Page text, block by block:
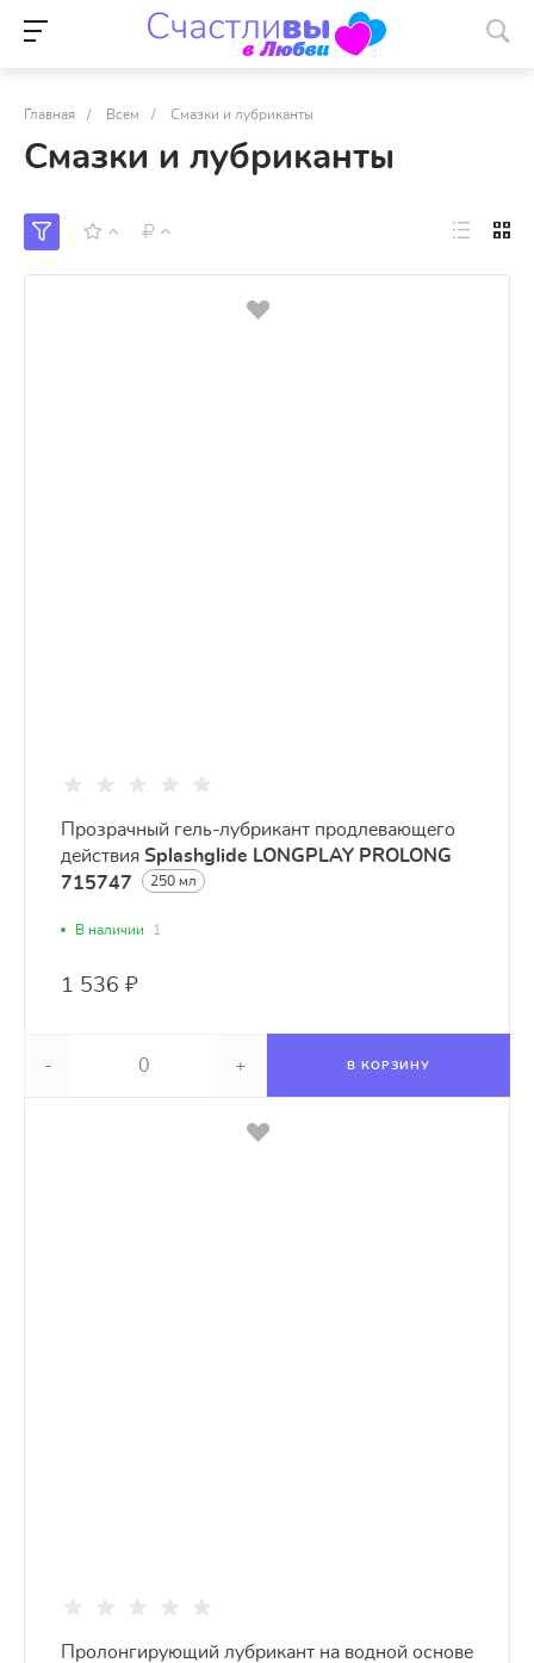
Главная / Всем / Смазки и лубриканты
Смазки и лубриканты
Прозрачный гель-лубрикант продлевающего
действия Splashglide LONGPLAY PROLONG
715747
250 мл
В наличии 1
1 536 ₽
- + В КОРЗИНУ
Пролонгирующий лубрикант на водной основе